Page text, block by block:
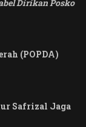
Dirikan Posko
(POPDA)
Safrizal Jaga